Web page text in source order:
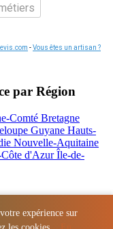
expérience sur
-Vous êtes un artisan ?
par Région
Comté Bretagne
Guyane Hauts-
Nouvelle-Aquitaine
d'AzurÎle-de-